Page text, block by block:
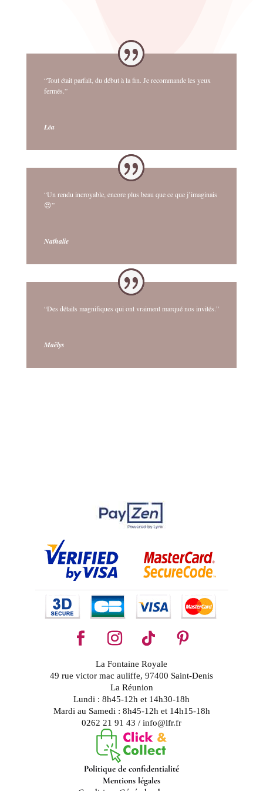
“Tout était parfait, du début à la fin. Je recommande les yeux
fermés.”
Léa
“Un rendu incroyable, encore plus beau que ce que j’imaginais
😍”
Nathalie
“Des détails magnifiques qui ont vraiment marqué nos invités.”
Maëlys
La Fontaine Royale
49 rue victor mac auliffe, 97400 Saint-Denis
La Réunion
Lundi : 8h45-12h et 14h30-18h
Mardi au Samedi : 8h45-12h et 14h15-18h
0262 21 91 43 / info@lfr.fr
Politique de confidentialité
Mentions légales